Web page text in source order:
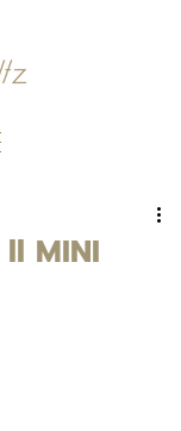
ll MINI